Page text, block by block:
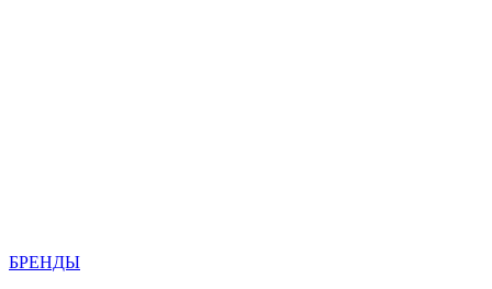
БРЕНДЫ